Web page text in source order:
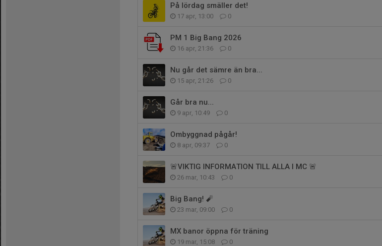
På lördag smäller det!
17 apr, 13:00 0
PM 1 Big Bang 2026
16 apr, 21:36 0
Nu går det sämre än bra...
15 apr, 21:26 0
Går bra nu...
9 apr, 10:49 0
Ombyggnad pågår!
8 apr, 09:37 0
🚨VIKTIG INFORMATION TILL ALLA I MC 🚨
26 mar, 10:43 0
Big Bang! 🧨
23 mar, 09:00 0
MX banor öppna för träning
19 mar, 15:08 0